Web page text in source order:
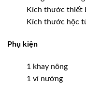
Kích thước thiết
Kích thước hộc
Phụ kiện
1 khay nông
1 vỉ nướng